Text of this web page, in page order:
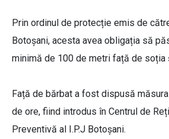
Prin ordinul de protecție emis de
Botoșani, acesta avea obligația să
minimă de 100 de metri față de soția
Față de bărbat a fost dispusă
de ore, fiind introdus în Centrul de
Preventivă al I.P.J Botoșani.